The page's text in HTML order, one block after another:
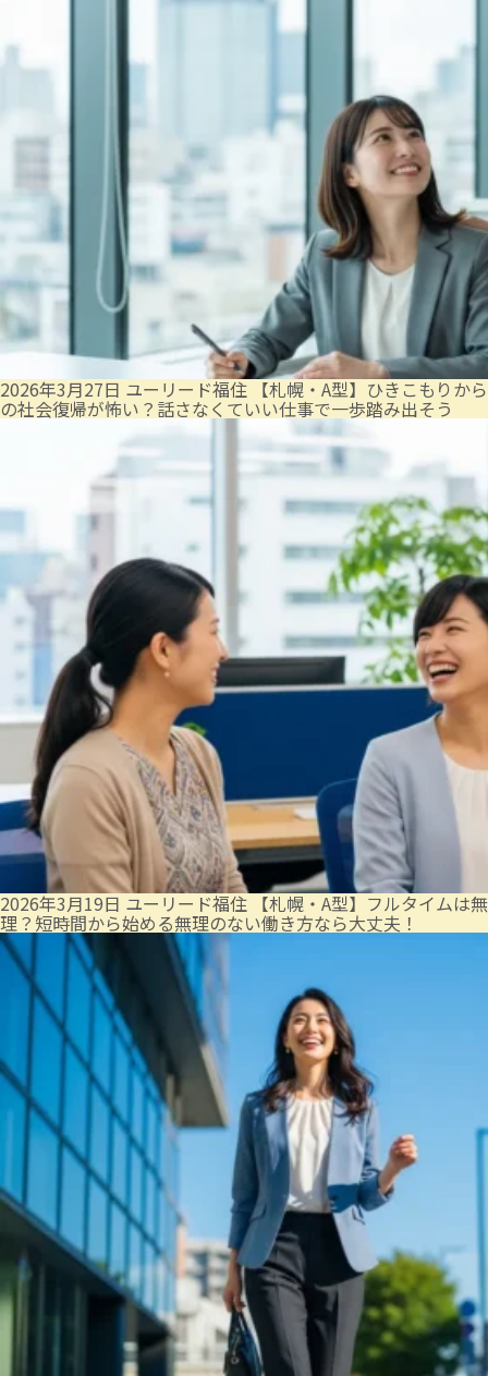
2026年3月27日 ユーリード福住 【札幌・A型】ひきこもりから
の社会復帰が怖い？話さなくていい仕事で一歩踏み出そう
2026年3月19日 ユーリード福住 【札幌・A型】フルタイムは無
理？短時間から始める無理のない働き方なら大丈夫！